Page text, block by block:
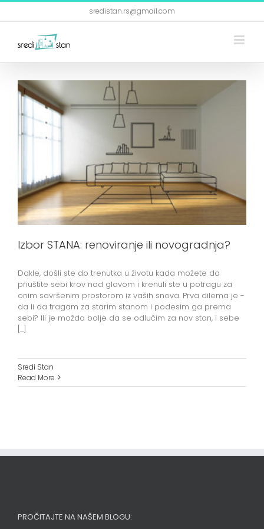
Skip
sredistan.rs@gmail.com
Izbor STANA: renoviranje ili novogradnja?
Dakle, došli ste do trenutka u životu kada možete da
priuštite sebi krov nad glavom i krenuli ste u potragu za
onim savršenim prostorom iz vaših snova. Prva dilema je -
da li da tragam za starim stanom i podesim ga prema
sebi? Ili je možda bolje da se odlučim za nov stan, i sebe
[...]
Sredi Stan
Read More
PROČITAJTE NA NAŠEM BLOGU: